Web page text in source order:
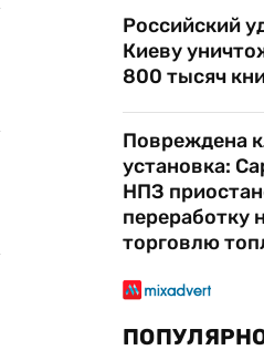
Российский
Киеву
800 тысяч
Повреждена
установка:
НПЗ
переработку
торговлю